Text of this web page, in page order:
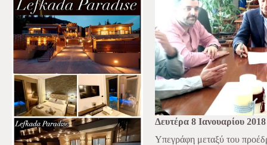
Δευτέρα 8 Ιανουαρίου 2018
Υπεγράφη μεταξύ του